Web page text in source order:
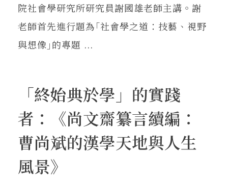
院社會學研究所研究員謝國雄老師主講。謝
老師首先進行題為｢社會學之道：技藝、視野
與想像｣的專題 ...
「終始典於學」的實踐
者：《尚文齋纂言續編：
曹尚斌的漢學天地與人生
風景》